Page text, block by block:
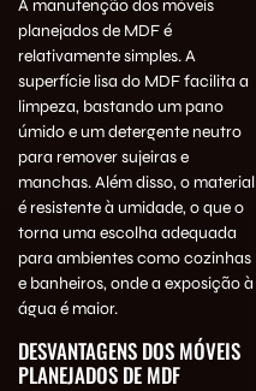
A manutenção dos móveis
planejados de MDF é
relativamente simples. A
superfície lisa do MDF facilita a
limpeza, bastando um pano
úmido e um detergente neutro
para remover sujeiras e
manchas. Além disso, o material
é resistente à umidade, o que o
torna uma escolha adequada
para ambientes como cozinhas
e banheiros, onde a exposição à
água é maior.
DESVANTAGENS DOS MÓVEIS
PLANEJADOS DE MDF